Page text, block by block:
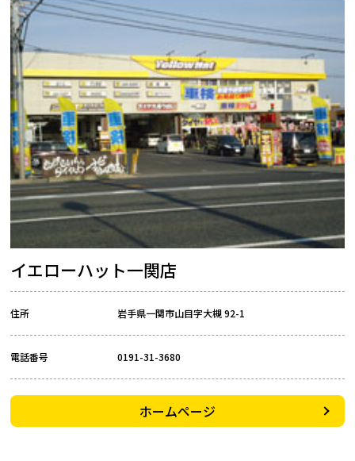
イエローハット一関店
住所 岩手県一関市山目字大槻 92-1
電話番号 0191-31-3680
ホームページ